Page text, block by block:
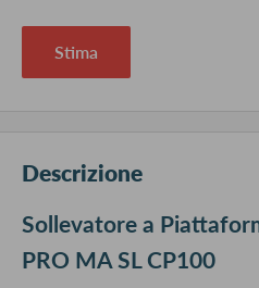
Stima
Descrizione
Sollevatore a
PRO MA SL CP100